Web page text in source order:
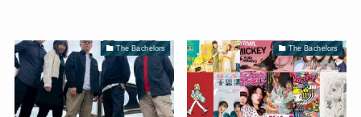
The Bachelors The Bachelors